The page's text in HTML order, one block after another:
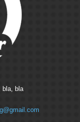
bla, bla